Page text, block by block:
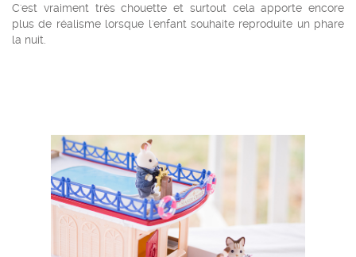
C'est vraiment très chouette et surtout cela apporte encore
plus de réalisme lorsque l'enfant souhaite reproduite un phare
la nuit.